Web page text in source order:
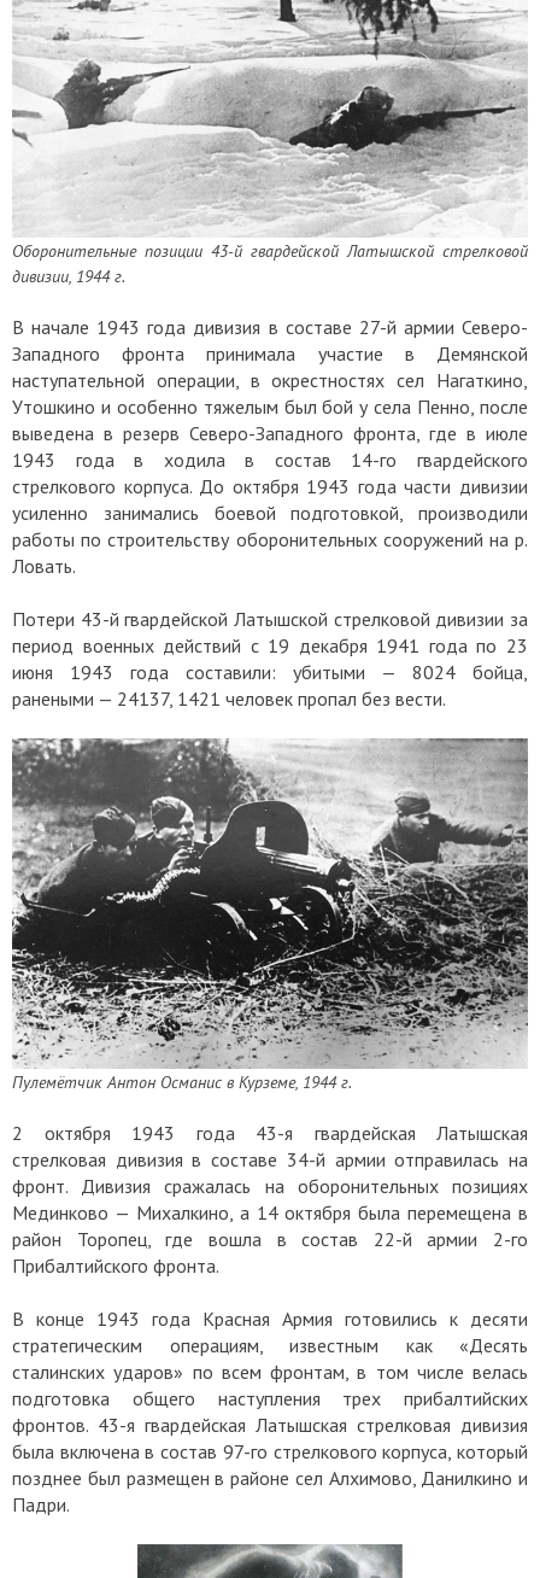
Оборонительные позиции 43-й гвардейской Латышской стрелковой
дивизии, 1944 г.
В начале 1943 года дивизия в составе 27-й армии Северо-
Западного фронта принимала участие в Демянской
наступательной операции, в окрестностях сел Нагаткино,
Утошкино и особенно тяжелым был бой у села Пенно, после
выведена в резерв Северо-Западного фронта, где в июле
1943 года в ходила в состав 14-го гвардейского
стрелкового корпуса. До октября 1943 года части дивизии
усиленно занимались боевой подготовкой, производили
работы по строительству оборонительных сооружений на р.
Ловать.
Потери 43-й гвардейской Латышской стрелковой дивизии за
период военных действий с 19 декабря 1941 года по 23
июня 1943 года составили: убитыми — 8024 бойца,
ранеными — 24137, 1421 человек пропал без вести.
Пулемётчик Антон Османис в Курземе, 1944 г.
2 октября 1943 года 43-я гвардейская Латышская
стрелковая дивизия в составе 34-й армии отправилась на
фронт. Дивизия сражалась на оборонительных позициях
Мединково — Михалкино, а 14 октября была перемещена в
район Торопец, где вошла в состав 22-й армии 2-го
Прибалтийского фронта.
В конце 1943 года Красная Армия готовились к десяти
стратегическим операциям, известным как «Десять
сталинских ударов» по всем фронтам, в том числе велась
подготовка общего наступления трех прибалтийских
фронтов. 43-я гвардейская Латышская стрелковая дивизия
была включена в состав 97-го стрелкового корпуса, который
позднее был размещен в районе сел Алхимово, Данилкино и
Падри.